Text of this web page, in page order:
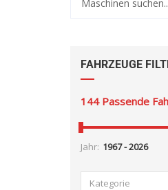
FAHRZEUGE
144 Passende
Jahr:
Kategorie